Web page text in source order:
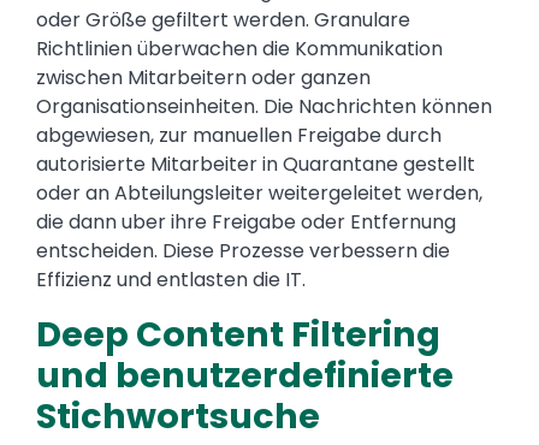
oder Größe gefiltert werden. Granulare
Richtlinien überwachen die Kommunikation
zwischen Mitarbeitern oder ganzen
Organisationseinheiten. Die Nachrichten können
abgewiesen, zur manuellen Freigabe durch
autorisierte Mitarbeiter in Quarantane gestellt
oder an Abteilungsleiter weitergeleitet werden,
die dann uber ihre Freigabe oder Entfernung
entscheiden. Diese Prozesse verbessern die
Effizienz und entlasten die IT.
Deep Content Filtering
und benutzerdefinierte
Stichwortsuche